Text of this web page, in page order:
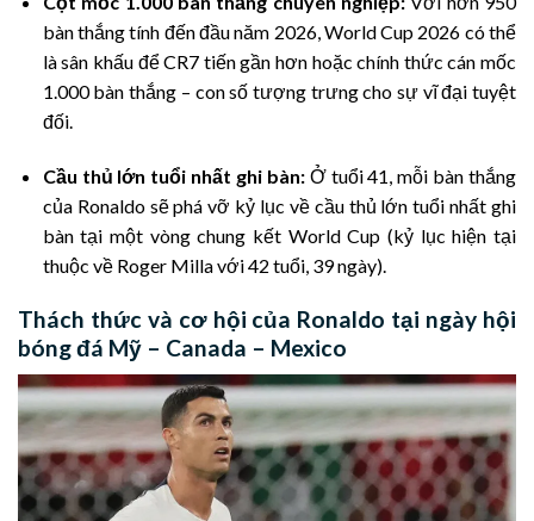
bàn thắng tính đến đầu năm 2026, World Cup 2026 có thể
là sân khấu để CR7 tiến gần hơn hoặc chính thức cán mốc
1.000 bàn thắng – con số tượng trưng cho sự vĩ đại tuyệt
đối.
Cầu thủ lớn tuổi nhất ghi bàn:Ở tuổi 41, mỗi bàn thắng
của Ronaldo sẽ phá vỡ kỷ lục về cầu thủ lớn tuổi nhất ghi
bàn tại một vòng chung kết World Cup (kỷ lục hiện tại
thuộc về Roger Milla với 42 tuổi, 39 ngày).
Thách thức và cơ hội của Ronaldo tại ngày hội
bóng đá Mỹ – Canada – Mexico